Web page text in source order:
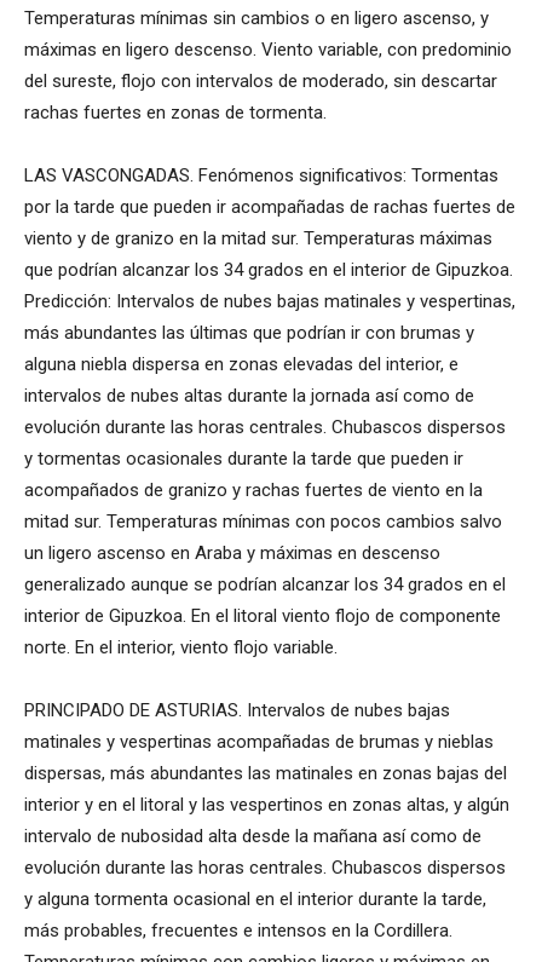
Temperaturas mínimas sin cambios o en ligero ascenso, y
máximas en ligero descenso. Viento variable, con predominio
del sureste, flojo con intervalos de moderado, sin descartar
rachas fuertes en zonas de tormenta.
LAS VASCONGADAS. Fenómenos significativos: Tormentas
por la tarde que pueden ir acompañadas de rachas fuertes de
viento y de granizo en la mitad sur. Temperaturas máximas
que podrían alcanzar los 34 grados en el interior de Gipuzkoa.
Predicción: Intervalos de nubes bajas matinales y vespertinas,
más abundantes las últimas que podrían ir con brumas y
alguna niebla dispersa en zonas elevadas del interior, e
intervalos de nubes altas durante la jornada así como de
evolución durante las horas centrales. Chubascos dispersos
y tormentas ocasionales durante la tarde que pueden ir
acompañados de granizo y rachas fuertes de viento en la
mitad sur. Temperaturas mínimas con pocos cambios salvo
un ligero ascenso en Araba y máximas en descenso
generalizado aunque se podrían alcanzar los 34 grados en el
interior de Gipuzkoa. En el litoral viento flojo de componente
norte. En el interior, viento flojo variable.
PRINCIPADO DE ASTURIAS. Intervalos de nubes bajas
matinales y vespertinas acompañadas de brumas y nieblas
dispersas, más abundantes las matinales en zonas bajas del
interior y en el litoral y las vespertinos en zonas altas, y algún
intervalo de nubosidad alta desde la mañana así como de
evolución durante las horas centrales. Chubascos dispersos
y alguna tormenta ocasional en el interior durante la tarde,
más probables, frecuentes e intensos en la Cordillera.